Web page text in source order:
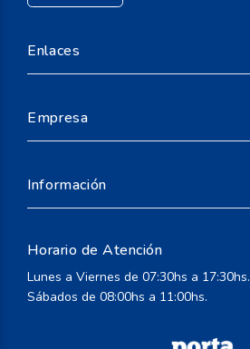
Suscribirse
Enlaces
Empresa
Información
Horario de Atención
Lunes a Viernes de 07:30hs a 17:30hs.
Sábados de 08:00hs a 11:00hs.